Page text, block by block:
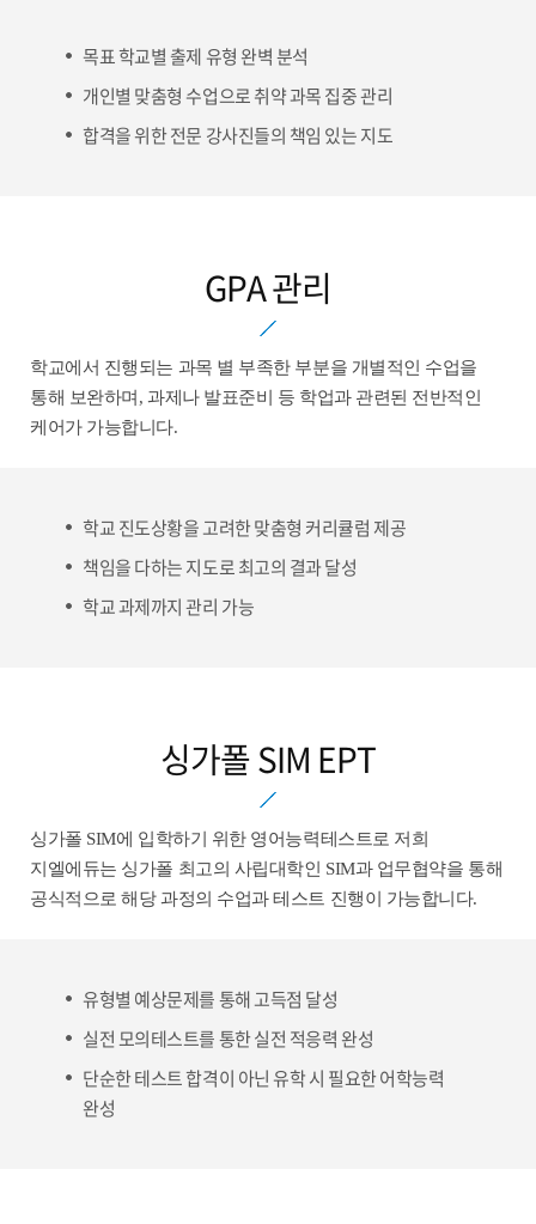
목표 학교별 출제 유형 완벽 분석
개인별 맞춤형 수업으로 취약 과목 집중 관리
합격을 위한 전문 강사진들의 책임 있는 지도
GPA 관리
학교에서 진행되는 과목 별 부족한 부분을 개별적인 수업을
통해 보완하며, 과제나 발표준비 등 학업과 관련된 전반적인
케어가 가능합니다.
학교 진도상황을 고려한 맞춤형 커리큘럼 제공
책임을 다하는 지도로 최고의 결과 달성
학교 과제까지 관리 가능
싱가폴 SIM EPT
싱가폴 SIM에 입학하기 위한 영어능력테스트로 저희
지엘에듀는 싱가폴 최고의 사립대학인 SIM과 업무협약을 통해
공식적으로 해당 과정의 수업과 테스트 진행이 가능합니다.
유형별 예상문제를 통해 고득점 달성
실전 모의테스트를 통한 실전 적응력 완성
단순한 테스트 합격이 아닌 유학 시 필요한 어학능력
완성